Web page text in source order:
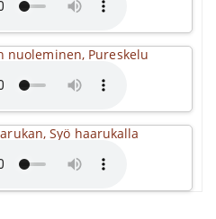
nuoleminen, Pureskelu
Syö haarukalla